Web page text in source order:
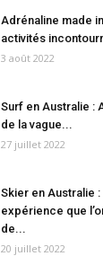
Adrénaline made
activités
3 août 2022
Surf en Australie :
de la vague...
27 juillet 2022
Skier en Australie :
expérience que
de...
20 juillet 2022